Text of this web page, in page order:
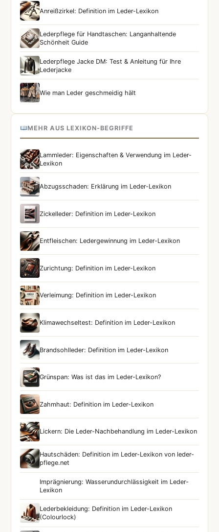
Anreißzirkel: Definition im Leder-Lexikon
Lederpflege für Handtaschen: Langanhaltende
Schönheit Guide
Lederpflege Jacke DM: Test & Anleitung für Ihre
Lederjacke
Wie man Leder geschmeidig hält
MEHR AUS LEXIKON-BEGRIFFE
Lammleder: Eigenschaften & Verwendung im Leder-
Lexikon
Abzugsschaden: Erklärung im Leder-Lexikon
Zickelleder: Definition im Leder-Lexikon
Entfleischen: Ledergewinnung im Leder-Lexikon
Zurichtung: Definition im Leder-Lexikon
Verleimung: Definition im Leder-Lexikon
Klimawechseltest: Definition im Leder-Lexikon
Brandsohlleder: Definition im Leder-Lexikon
Grünspan: Was ist das im Leder-Lexikon?
Zahmhaut: Definition im Leder-Lexikon
Lickern: Die Leder-Nachbehandlung im Leder-Lexikon
Hautschäden: Definition im Leder-Lexikon von leder-
pflege.net
Imprägnierung: Wasserundurchlässigkeit im Leder-
Lexikon
Lederbekleidung: Definition im Leder-Lexikon
(Colourlock)